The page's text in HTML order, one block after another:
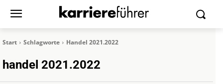
Start Schlagworte Handel 2021.2022
handel 2021.2022